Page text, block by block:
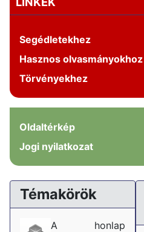
Segédletekhez
Hasznos olvasmányokhoz
Törvényekhez
Oldaltérkép
Jogi nyilatkozat
Témakörök
A honlap